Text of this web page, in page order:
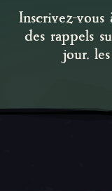
Inscrivez-
des rappels
jour,